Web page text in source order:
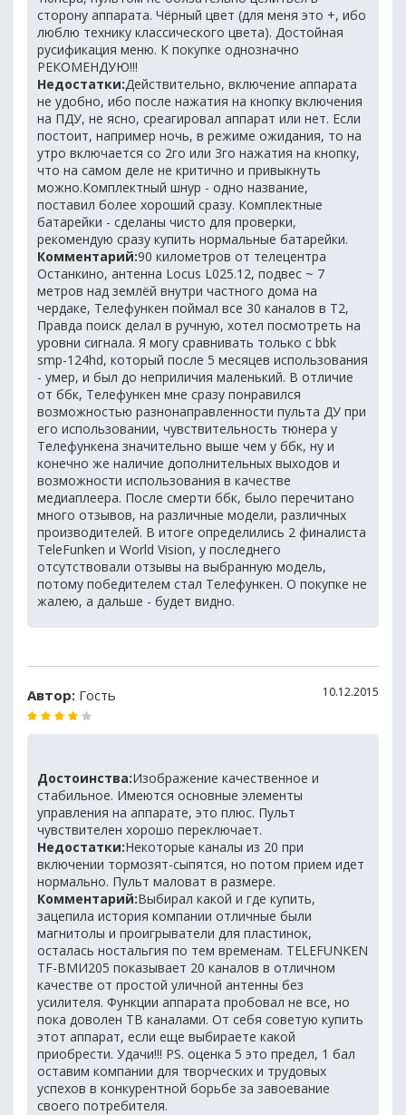
сторону аппарата. Чёрный цвет (для меня это +, ибо
люблю технику классического цвета). Достойная
русификация меню. К покупке однозначно
РЕКОМЕНДУЮ!!!
Недостатки:Действительно, включение аппарата
не удобно, ибо после нажатия на кнопку включения
на ПДУ, не ясно, среагировал аппарат или нет. Если
постоит, например ночь, в режиме ожидания, то на
утро включается со 2го или 3го нажатия на кнопку,
что на самом деле не критично и привыкнуть
можно.Комплектный шнур - одно название,
поставил более хороший сразу. Комплектные
батарейки - сделаны чисто для проверки,
рекомендую сразу купить нормальные батарейки.
Комментарий:90 километров от телецентра
Останкино, антенна Locus L025.12, подвес ~ 7
метров над землёй внутри частного дома на
чердаке, Телефункен поймал все 30 каналов в Т2,
Правда поиск делал в ручную, хотел посмотреть на
уровни сигнала. Я могу сравнивать только с bbk
smp-124hd, который после 5 месяцев использования
- умер, и был до неприличия маленький. В отличие
от ббк, Телефункен мне сразу понравился
возможностью разнонаправленности пульта ДУ при
его использовании, чувствительность тюнера у
Телефункена значительно выше чем у ббк, ну и
конечно же наличие дополнительных выходов и
возможности использования в качестве
медиаплеера. После смерти ббк, было перечитано
много отзывов, на различные модели, различных
производителей. В итоге определились 2 финалиста
TeleFunken и World Vision, у последнего
отсутствовали отзывы на выбранную модель,
потому победителем стал Телефункен. О покупке не
жалею, а дальше - будет видно.
Автор: Гость 10.12.2015
Достоинства:Изображение качественное и
стабильное. Имеются основные элементы
управления на аппарате, это плюс. Пульт
чувствителен хорошо переключает.
Недостатки:Некоторые каналы из 20 при
включении тормозят-сыпятся, но потом прием идет
нормально. Пульт маловат в размере.
Комментарий:Выбирал какой и где купить,
зацепила история компании отличные были
магнитолы и проигрыватели для пластинок,
осталась ностальгия по тем временам. TELEFUNKEN
TF-ВМИ205 показывает 20 каналов в отличном
качестве от простой уличной антенны без
усилителя. Функции аппарата пробовал не все, но
пока доволен ТВ каналами. От себя советую купить
этот аппарат, если еще выбираете какой
приобрести. Удачи!!! PS. оценка 5 это предел, 1 бал
оставим компании для творческих и трудовых
успехов в конкурентной борьбе за завоевание
своего потребителя.